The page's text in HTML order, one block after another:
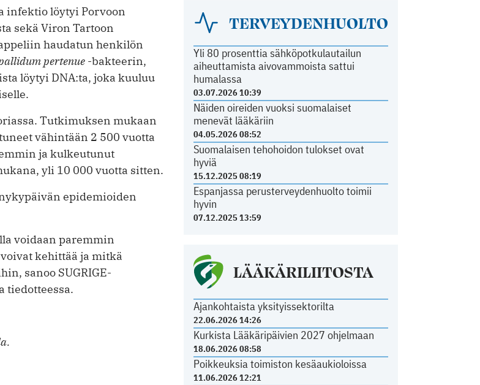
TERVEYDENHUOLTO
Yli 80 prosenttia sähköpotkulautailun
aiheuttamista aivovammoista sattui
humalassa
03.07.2026 10:39
Näiden oireiden vuoksi suomalaiset
menevät lääkäriin
04.05.2026 08:52
Suomalaisen tehohoidon tulokset ovat
hyviä
15.12.2025 08:19
Espanjassa perusterveydenhuolto toimii
hyvin
07.12.2025 13:59
LÄÄKÄRILIITOSTA
Ajankohtaista yksityissektorilta
22.06.2026 14:26
Kurkista Lääkäripäivien 2027 ohjelmaan
18.06.2026 08:58
Poikkeuksia toimiston kesäaukioloissa
11.06.2026 12:21
infektio löytyi Porvoon
sekä Viron Tartoon
haudatun henkilön
pertenue -bakteerin,
löytyi DNA:ta, joka kuuluu
Tutkimuksen mukaan
vähintään 2 500 vuotta
ja kulkeutunut
yli 10 000 vuotta sitten.
epidemioiden
voidaan paremmin
kehittää ja mitkä
sanoo SUGRIGE-
tiedotteessa.